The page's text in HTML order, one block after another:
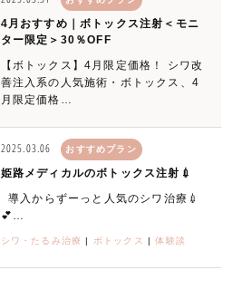
4月おすすめ｜ボトックス注射＜モニ
ター限定＞30％OFF
【ボトックス】4月限定価格！ シワ改
善注入系の人気施術・ボトックス、4
月限定価格…
2025.03.06 おすすめプラン
姫路メディカルのボトックス注射💉
導入からずーっと人気のシワ治療💉
💕…
シワ・たるみ治療 ボトックス |体験談